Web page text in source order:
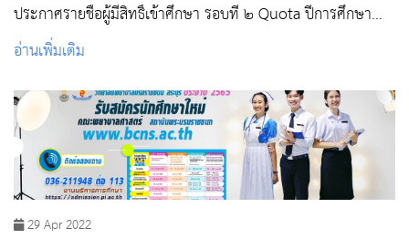
ประกาศรายชื่อผู้มีสิทธิ์เข้าศึกษา รอบที่ ๒ Quota ปีการศึกษา
๒๕๖๕
อ่านเพิ่มเติม
29 Apr 2022